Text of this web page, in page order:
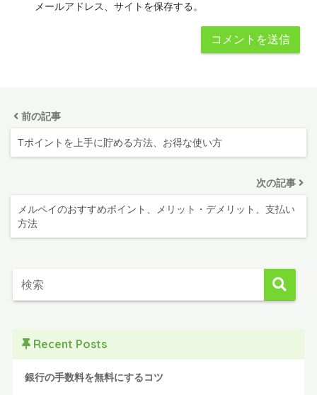
メールアドレス、サイトを保存する。
前の記事
Tポイントを上手に貯める方法、お得な使い方
次の記事
メルペイのおすすめポイント、メリット・デメリット、支払い
方法
Recent Posts
銀行の手数料を無料にするコツ